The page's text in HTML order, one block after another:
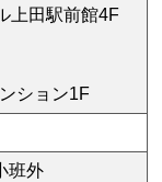
上田駅前館4F
ション1F
班外